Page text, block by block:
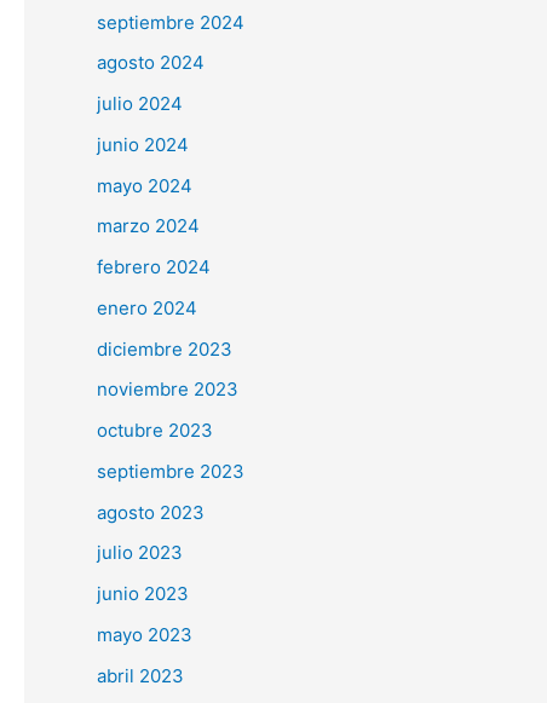
septiembre 2024
agosto 2024
julio 2024
junio 2024
mayo 2024
marzo 2024
febrero 2024
enero 2024
diciembre 2023
noviembre 2023
octubre 2023
septiembre 2023
agosto 2023
julio 2023
junio 2023
mayo 2023
abril 2023